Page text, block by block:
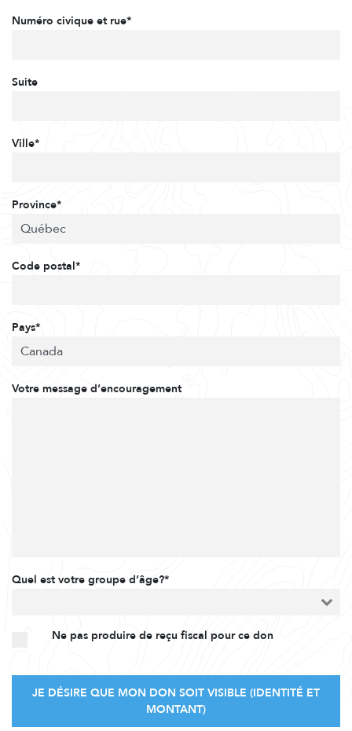
Numéro civique et rue*
Suite
Ville*
Province*
Code postal*
Pays*
Votre message d’encouragement
Quel est votre groupe d’âge?*
Ne pas produire de reçu fiscal pour ce don
JE DÉSIRE QUE MON DON SOIT VISIBLE (IDENTITÉ ET
MONTANT)